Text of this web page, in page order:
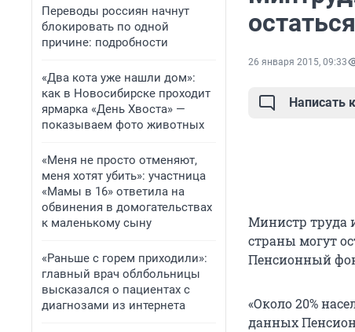
Переводы россиян начнут
блокировать по одной
причине: подробности
«Два кота уже нашли дом»:
как в Новосибирске проходит
ярмарка «День Хвоста» —
показываем фото животных
«Меня не просто отменяют,
меня хотят убить»: участница
«Мамы в 16» ответила на
обвинения в домогательствах
к маленькому сыну
«Раньше с горем приходили»:
главный врач облбольницы
высказался о пациентах с
диагнозами из интернета
26 января 2015, 09:33
Написать
Министр труда
страны могут
Пенсионный
«Около 20%
данных